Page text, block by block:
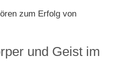
zum Erfolg von
und Geist im